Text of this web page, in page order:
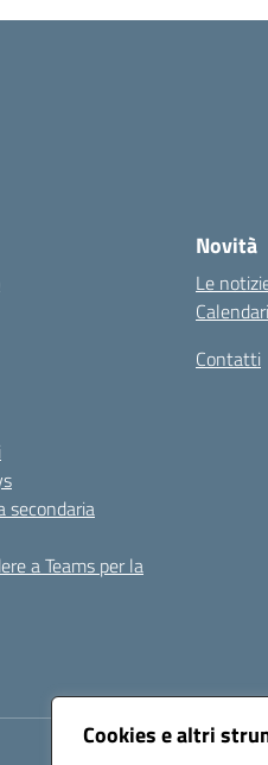
Cookies e altri
secondaria
a Teams per la
Novità
Le
Contatti